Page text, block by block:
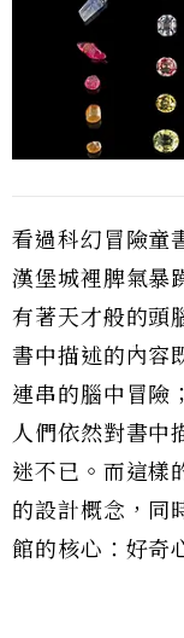
看過科幻冒險童
漢堡城裡脾氣暴
有著天才般的頭
書中描述的內容
連串的腦中冒險
人們依然對書中
迷不已。而這樣
的設計概念，同
館的核心：好奇